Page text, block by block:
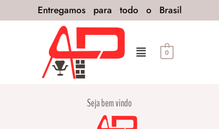
Entregamos para todo o Brasil
0
Seja bem vindo